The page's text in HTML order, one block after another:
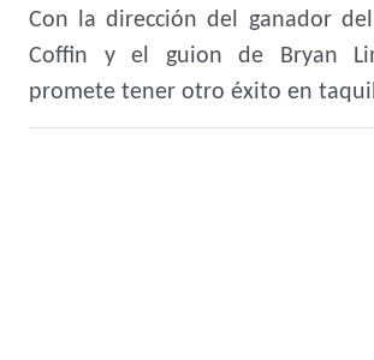
Con la dirección del ganador del
Coffin y el guion de Bryan
promete tener otro éxito en